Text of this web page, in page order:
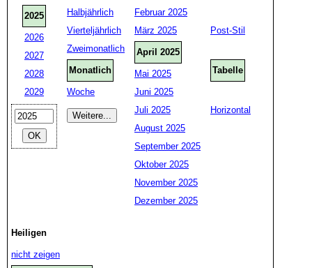
2025
2026
2027
2028
2029
Halbjährlich
Vierteljährlich
Zweimonatlich
Monatlich
Woche
Februar 2025
März 2025
April 2025
Mai 2025
Juni 2025
Juli 2025
August 2025
September 2025
Oktober 2025
November 2025
Dezember 2025
Post-Stil
Tabelle
Horizontal
Heiligen
nicht zeigen